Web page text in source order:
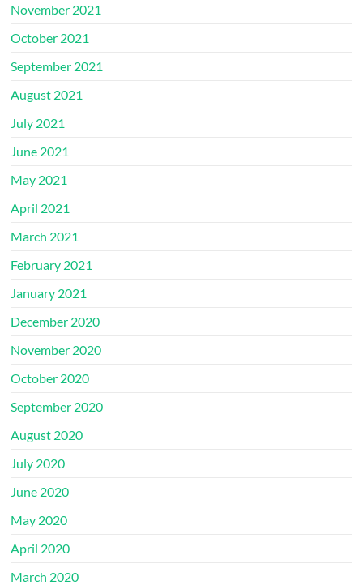
November 2021
October 2021
September 2021
August 2021
July 2021
June 2021
May 2021
April 2021
March 2021
February 2021
January 2021
December 2020
November 2020
October 2020
September 2020
August 2020
July 2020
June 2020
May 2020
April 2020
March 2020